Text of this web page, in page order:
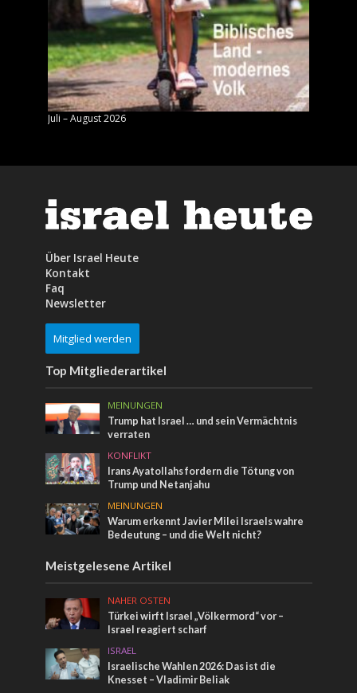
Juli – August 2026
Über Israel Heute
Kontakt
Faq
Newsletter
Mitglied werden
Top Mitgliederartikel
MEINUNGEN
Trump hat Israel … und sein Vermächtnis
verraten
KONFLIKT
Irans Ayatollahs fordern die Tötung von
Trump und Netanjahu
MEINUNGEN
Warum erkennt Javier Milei Israels wahre
Bedeutung – und die Welt nicht?
Meistgelesene Artikel
NAHER OSTEN
Türkei wirft Israel „Völkermord“ vor –
Israel reagiert scharf
ISRAEL
Israelische Wahlen 2026: Das ist die
Knesset – Vladimir Beliak